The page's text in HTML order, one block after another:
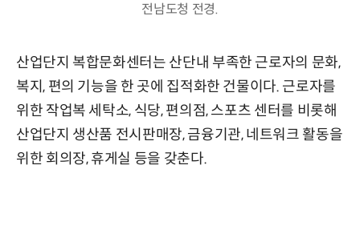
전남도청 전경.
산업단지 복합문화센터는 산단내 부족한 근로자의 문화,
복지, 편의 기능을 한 곳에 집적화한 건물이다. 근로자를
위한 작업복 세탁소, 식당, 편의점, 스포츠 센터를 비롯해
산업단지 생산품 전시판매장, 금융기관, 네트워크 활동을
위한 회의장, 휴게실 등을 갖춘다.